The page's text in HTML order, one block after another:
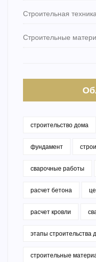
Строительная
Строительные
строительство дома
фундамент
сварочные работы
расчет бетона
расчет кровли
этапы строительства
строительные